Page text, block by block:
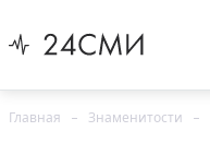
Главная Знаменитости